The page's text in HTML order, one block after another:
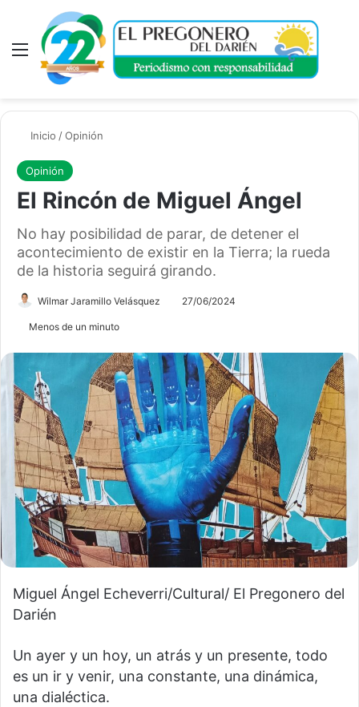
Menú
Inicio /Opinión
Opinión
El Rincón de Miguel Ángel
No hay posibilidad de parar, de detener el
acontecimiento de existir en la Tierra; la rueda
de la historia seguirá girando.
Wilmar Jaramillo Velásquez 27/06/2024
Menos de un minuto
Miguel Ángel Echeverri/Cultural/ El Pregonero del
Darién
Un ayer y un hoy, un atrás y un presente, todo
es un ir y venir, una constante, una dinámica,
una dialéctica.